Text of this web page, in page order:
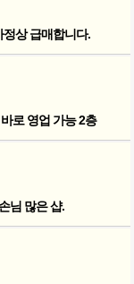
상 급매합니다.
로 영업 가능 2층
님 많은 샵.